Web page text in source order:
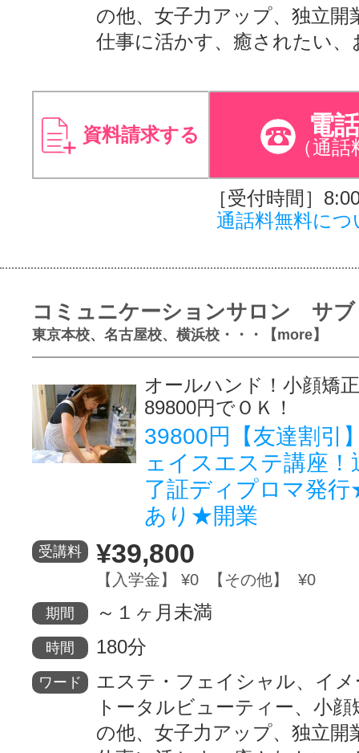
の他、女子力アップ、独立開
仕事に活かす、癒されたい
資料請求する 電
（通話
［受付時間］
通話料無料につ
コミュニケーションサロン サブ
東京本校、名古屋校、横浜校・・・【more】
オールハンド！小顔矯
89800円でＯＫ！
39800円【友達割引
ェイスエステ講座
了証ディプロマ発
あり★開業
受講料 ¥39,800
【入学金】 ¥0 【その他】 ¥0
期間 ～１ヶ月未満
時間 180分
ワード
エステ・フェイシャル、イ
トータルビューティー、小顔
の他、女子力アップ、独立開